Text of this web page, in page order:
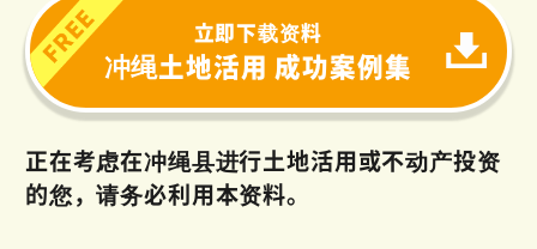
立即下载资料
冲绳土地活用 成功案例集
正在考虑在冲绳县进行土地活用或不动产投资
的您，请务必利用本资料。